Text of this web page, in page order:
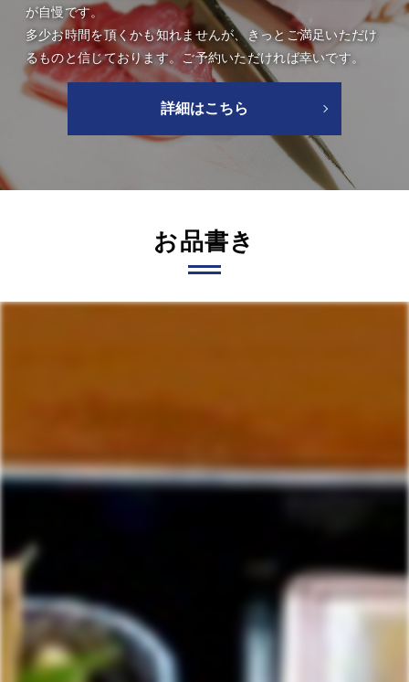
が自慢です。
多少お時間を頂くかも知れませんが、きっとご満足いただけ
るものと信じております。ご予約いただければ幸いです。
詳細はこちら
お品書き